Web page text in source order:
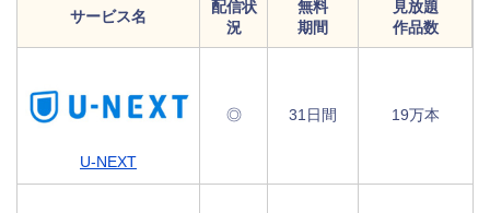
サービス名
配信状
況
無料
期間
見放題
作品数
U-NEXT
◎ 31日間 19万本